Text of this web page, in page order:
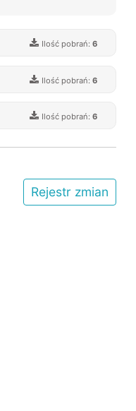
Ilość pobrań:6
Ilość pobrań:6
Ilość pobrań:6
Rejestr zmian